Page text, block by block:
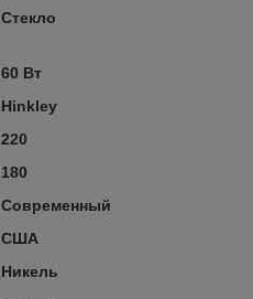
Стекло
60 Вт
Hinkley
220
180
Современный
США
Никель